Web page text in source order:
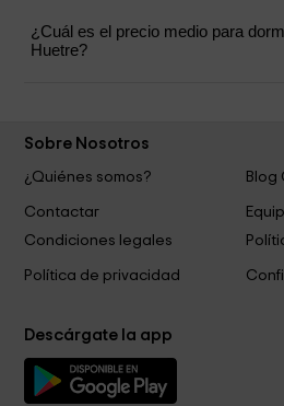
¿Cuál es el precio medio para
Huetre?
Sobre Nosotros
¿Quiénes somos?
Blog
Contactar
Condiciones legales
Política de privacidad
Descárgate la app